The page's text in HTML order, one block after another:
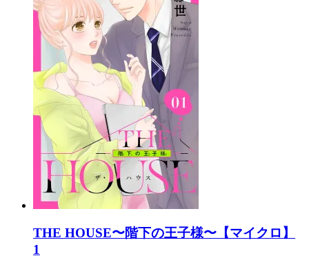
THE HOUSE〜階下の王子様〜【マイクロ】
1